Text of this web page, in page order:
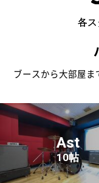
各
ブースから大部屋
Ast
10帖